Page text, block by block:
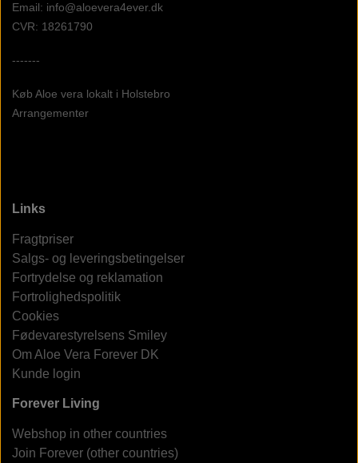
Email: info@aloevera4ever.dk
CVR: 18261790
-------
Køb Aloe vera lokalt i Holstebro
Arrangementer
Links
Fragtpriser
Salgs- og leveringsbetingelser
Fortrydelse og reklamation
Fortrolighedspolitik
Cookies
Fødevarestyrelsens Smiley
Om Aloe Vera Forever DK
Kunde login
Forever Living
Webshop in other countries
Join Forever (other countries)